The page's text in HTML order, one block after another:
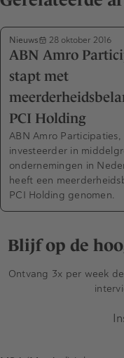
Nieuws 28 oktober 2016
ABN Amro
stapt met
PCI Holding
ABN Amro Participaties,
investeerder in
ondernemingen in
heeft een
PCI Holding genomen.
Blijf op de
Ontvang 3x per week